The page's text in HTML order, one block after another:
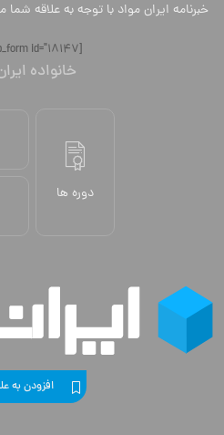
خبرنامه ایران مواد با توجه به علاقه
[mc4wp_form id="18147"]
خانواده
دوره ها
افزودن به